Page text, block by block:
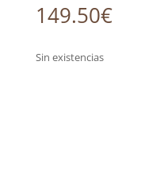
149.50€
Sin existencias